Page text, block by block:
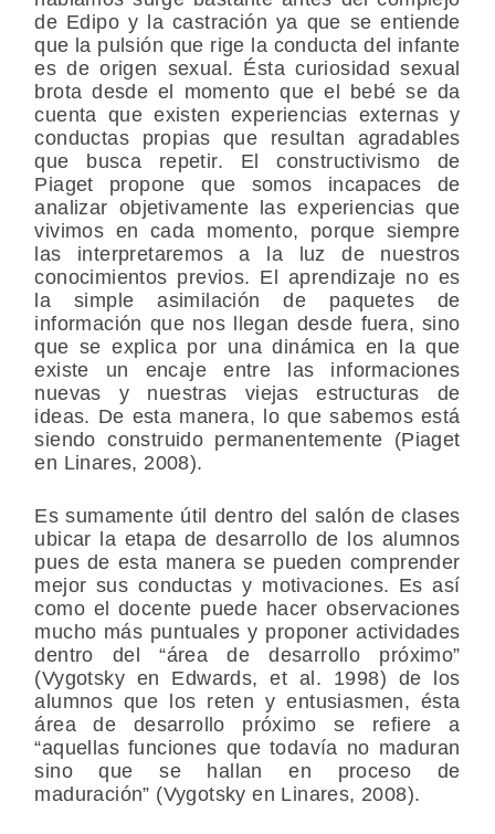
de Edipo y la castración ya que se entiende
que la pulsión que rige la conducta del infante
es de origen sexual. Ésta curiosidad sexual
brota desde el momento que el bebé se da
cuenta que existen experiencias externas y
conductas propias que resultan agradables
que busca repetir. El constructivismo de
Piaget propone que somos incapaces de
analizar objetivamente las experiencias que
vivimos en cada momento, porque siempre
las interpretaremos a la luz de nuestros
conocimientos previos. El aprendizaje no es
la simple asimilación de paquetes de
información que nos llegan desde fuera, sino
que se explica por una dinámica en la que
existe un encaje entre las informaciones
nuevas y nuestras viejas estructuras de
ideas. De esta manera, lo que sabemos está
siendo construido permanentemente (Piaget
en Linares, 2008).
Es sumamente útil dentro del salón de clases
ubicar la etapa de desarrollo de los alumnos
pues de esta manera se pueden comprender
mejor sus conductas y motivaciones. Es así
como el docente puede hacer observaciones
mucho más puntuales y proponer actividades
dentro del “área de desarrollo próximo”
(Vygotsky en Edwards, et al. 1998) de los
alumnos que los reten y entusiasmen, ésta
área de desarrollo próximo se refiere a
“aquellas funciones que todavía no maduran
sino que se hallan en proceso de
maduración” (Vygotsky en Linares, 2008).